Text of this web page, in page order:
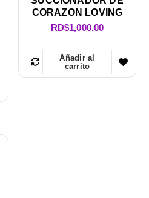
CORAZON LOVING
RD$1,000.00
Añadir al
carrito